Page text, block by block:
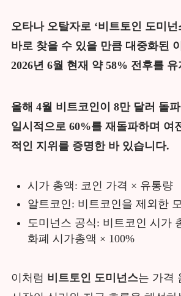
오타나 오탈자로 ‘비트토인 도미
바로 찾을 수 있을 만큼 대중화된
2026년 6월 현재 약 58% 전후를
올해 4월 비트코인이 8만 달러 돌
일시적으로 60%를 재돌파하며 여
적인 지위를 증명한 바 있습니다.
시가 총액: 코인 가격 × 유통량
알트코인: 비트코인을 제외한
도미넌스 공식: 비트코인 시가
화폐 시가총액 × 100%
이처럼 비트토인 도미넌스는 가격